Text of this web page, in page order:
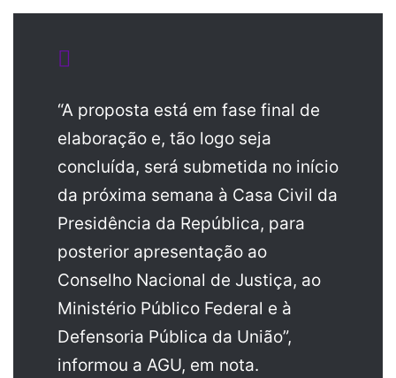
“A proposta está em fase final de
elaboração e, tão logo seja
concluída, será submetida no início
da próxima semana à Casa Civil da
Presidência da República, para
posterior apresentação ao
Conselho Nacional de Justiça, ao
Ministério Público Federal e à
Defensoria Pública da União”,
informou a AGU, em nota.